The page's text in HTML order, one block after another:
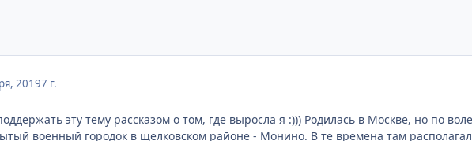
20197 г.
эту тему рассказом о том, где выросла я :))) Родилась в Москве, но по
военный городок в щелковском районе - Монино. В те времена там